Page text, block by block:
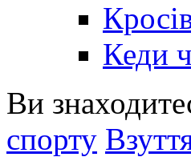
Кеди
Ви
спорту